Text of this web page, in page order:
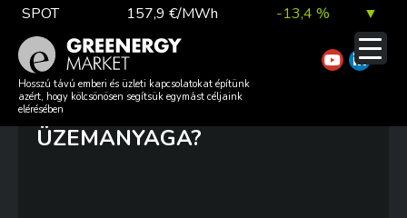
Skip
content
SPOT 157,9 €/MWh -13,4 % ▼
TTF DA 56,1 €/MWh 7,0 % ▲
EUA 81,9 €/t
Hosszú távú emberi és üzleti kapcsolatokat építünk
azért, hogy kölcsönösen segítsük egymást céljaink
elérésében
MI AZ A „FEHÉR HIDROGÉN”,
ÉS LEHET-E A JÖVŐ
ÜZEMANYAGA?